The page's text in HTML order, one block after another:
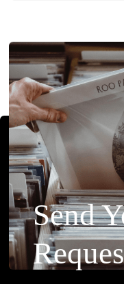
Send